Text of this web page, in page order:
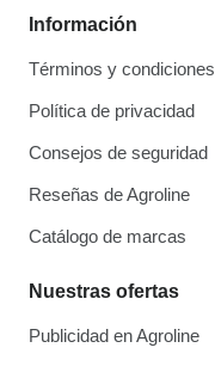
Información
Términos y condiciones
Política de privacidad
Consejos de seguridad
Reseñas de Agroline
Catálogo de marcas
Nuestras ofertas
Publicidad en Agroline